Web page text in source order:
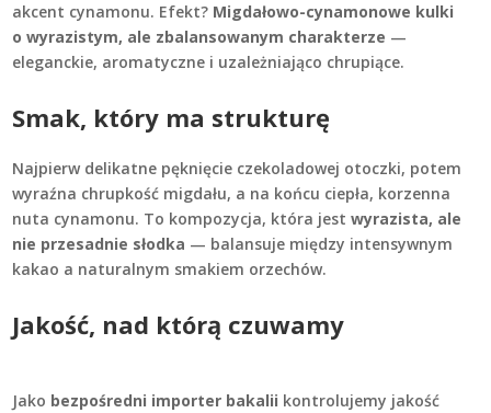
akcent cynamonu. Efekt? Migdałowo-cynamonowe kulki
o wyrazistym, ale zbalansowanym charakterze —
eleganckie, aromatyczne i uzależniająco chrupiące.
Smak, który ma strukturę
Najpierw delikatne pęknięcie czekoladowej otoczki, potem
wyraźna chrupkość migdału, a na końcu ciepła, korzenna
nuta cynamonu. To kompozycja, która jest wyrazista, ale
nie przesadnie słodka — balansuje między intensywnym
kakao a naturalnym smakiem orzechów.
Jakość, nad którą czuwamy
Jako bezpośredni importer bakalii kontrolujemy jakość